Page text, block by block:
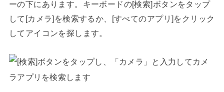
ーの下にあります。キーボードの[検索]ボタンをタップ
して[カメラ]を検索するか、[すべてのアプリ]をクリック
してアイコンを探します。